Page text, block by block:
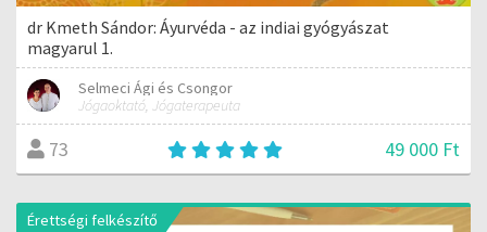
dr Kmeth Sándor: Áyurvéda - az indiai gyógyászat
magyarul 1.
Selmeci Ági és Csongor
Jógaoktató, Jógaterapeuta
73 49 000 Ft
Érettségi felkészítő